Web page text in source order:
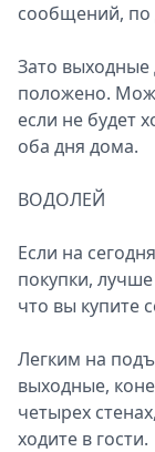
сообщений,
Зато
положено.
если не будет
оба дня дома.
ВОДОЛЕЙ
Если на
покупки,
что вы купите
Легким на
выходные,
четырех
ходите в гости.